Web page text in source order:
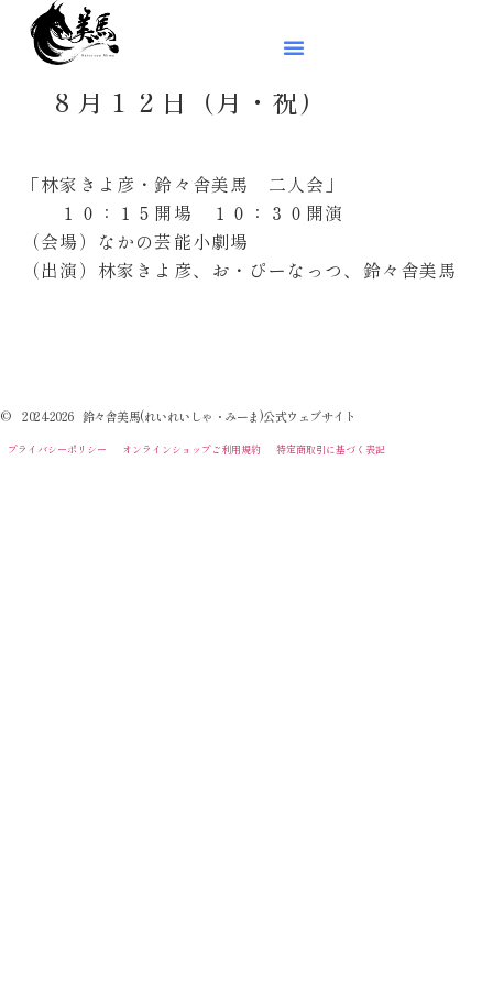
８月１２日（月・祝）
「林家きよ彦・鈴々舎美馬 二人会」
１０：１５開場 １０：３０開演
（会場）なかの芸能小劇場
（出演）林家きよ彦、お・ぴーなっつ、鈴々舎美馬
© 2024-2026 鈴々舎美馬(れいれいしゃ・みーま)公式ウェブサイト
プライバシーポリシー オンラインショップご利用規約 特定商取引に基づく表記